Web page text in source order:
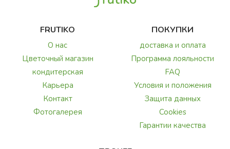
FRUTIKO
О нас
Цветочный магазин
кондитерская
Карьера
Контакт
Фотогалерея
ПОКУПКИ
доставка и оплата
Программа лояльности
FAQ
Условия и положения
Защита данных
Cookies
Гарантии качества